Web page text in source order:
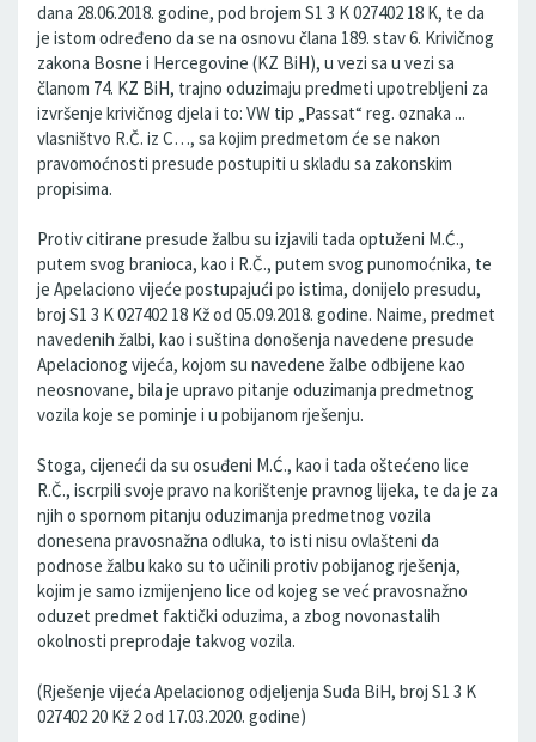
dana 28.06.2018. godine, pod brojem S1 3 K 027402 18 K, te da
je istom određeno da se na osnovu člana 189. stav 6. Krivičnog
zakona Bosne i Hercegovine (KZ BiH), u vezi sa u vezi sa
članom 74. KZ BiH, trajno oduzimaju predmeti upotrebljeni za
izvršenje krivičnog djela i to: VW tip „Passat“ reg. oznaka ...
vlasništvo R.Č. iz C…, sa kojim predmetom će se nakon
pravomoćnosti presude postupiti u skladu sa zakonskim
propisima.
Protiv citirane presude žalbu su izjavili tada optuženi M.Ć.,
putem svog branioca, kao i R.Č., putem svog punomoćnika, te
je Apelaciono vijeće postupajući po istima, donijelo presudu,
broj S1 3 K 027402 18 Kž od 05.09.2018. godine. Naime, predmet
navedenih žalbi, kao i suština donošenja navedene presude
Apelacionog vijeća, kojom su navedene žalbe odbijene kao
neosnovane, bila je upravo pitanje oduzimanja predmetnog
vozila koje se pominje i u pobijanom rješenju.
Stoga, cijeneći da su osuđeni M.Ć., kao i tada oštećeno lice
R.Č., iscrpili svoje pravo na korištenje pravnog lijeka, te da je za
njih o spornom pitanju oduzimanja predmetnog vozila
donesena pravosnažna odluka, to isti nisu ovlašteni da
podnose žalbu kako su to učinili protiv pobijanog rješenja,
kojim je samo izmijenjeno lice od kojeg se već pravosnažno
oduzet predmet faktički oduzima, a zbog novonastalih
okolnosti preprodaje takvog vozila.
(Rješenje vijeća Apelacionog odjeljenja Suda BiH, broj S1 3 K
027402 20 Kž 2 od 17.03.2020. godine)